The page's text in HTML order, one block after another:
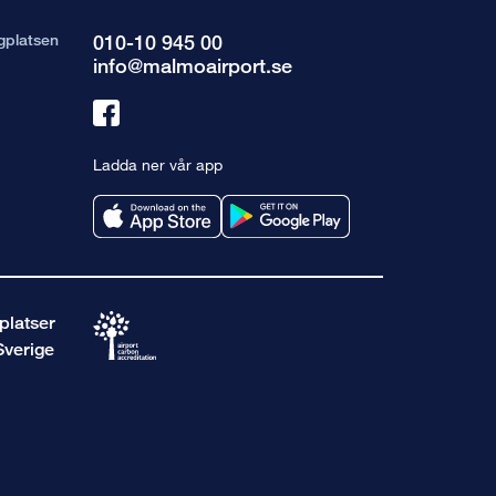
010-10 945 00
info@malmoairport.se
facebook
Ladda ner vår app